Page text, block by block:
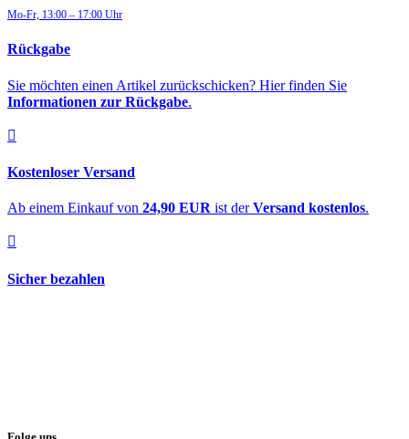
Mo-Fr, 13:00 – 17:00 Uhr
Rückgabe
Sie möchten einen Artikel zurückschicken? Hier finden Sie
Informationen zur Rückgabe.
Kostenloser Versand
Ab einem Einkauf von 24,90 EUR ist derVersand kostenlos.
Sicher bezahlen